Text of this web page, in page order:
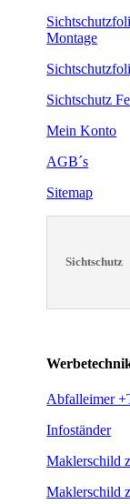
Montage
Sichtschutz
Mein Konto
AGB´s
Sitemap
Sichtschutz
Abfalleimer
Infoständer
Maklerschild
Maklerschild